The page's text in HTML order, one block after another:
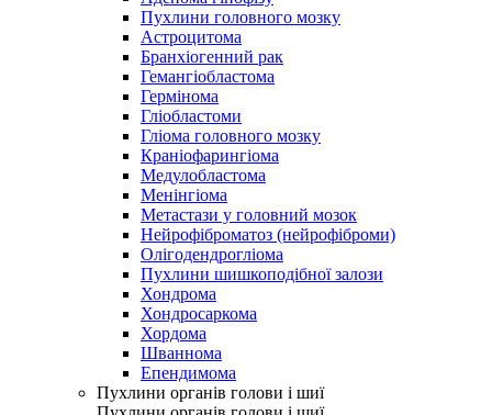
Пухлини головного мозку
Астроцитома
Бранхіогенний рак
Гемангіобластома
Гермінома
Гліобластоми
Гліома головного мозку
Краніофарингіома
Медулобластома
Менінгіома
Метастази у головний мозок
Нейрофіброматоз (нейрофіброми)
Олігодендрогліома
Пухлини шишкоподібної залози
Хондрома
Хондросаркома
Хордома
Шваннома
Епендимома
Пухлини органів голови і шиї